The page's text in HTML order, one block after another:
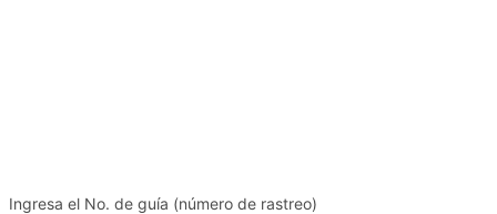
Ingresa el No. de guía (número de rastreo)